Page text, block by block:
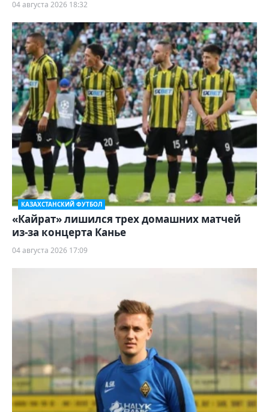
04 августа 2026 18:32
КАЗАХСТАНСКИЙ ФУТБОЛ
«Кайрат» лишился трех домашних матчей
из-за концерта Канье
04 августа 2026 17:09